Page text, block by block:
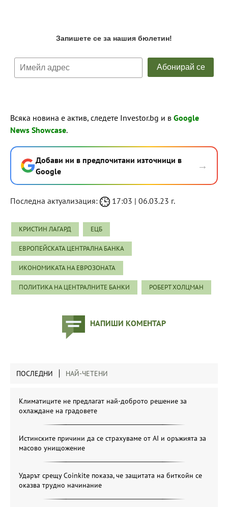
Всяка новина е актив, следете Investor.bg и в Google
News Showcase.
Добави ни в предпочитани източници в
Google
→
Последна актуализация: 17:03 | 06.03.23 г.
КРИСТИН ЛАГАРД ЕЦБ
ЕВРОПЕЙСКАТА ЦЕНТРАЛНА БАНКА
ИКОНОМИКАТА НА ЕВРОЗОНАТА
ПОЛИТИКА НА ЦЕНТРАЛНИТЕ БАНКИ РОБЕРТ ХОЛЦМАН
НАПИШИ КОМЕНТАР
ПОСЛЕДНИ НАЙ-ЧЕТЕНИ
Климатиците не предлагат най-доброто решение за
охлаждане на градовете
Истинските причини да се страхуваме от AI и оръжията за
масово унищожение
Ударът срещу Coinkite показа, че защитата на биткойн се
оказва трудно начинание